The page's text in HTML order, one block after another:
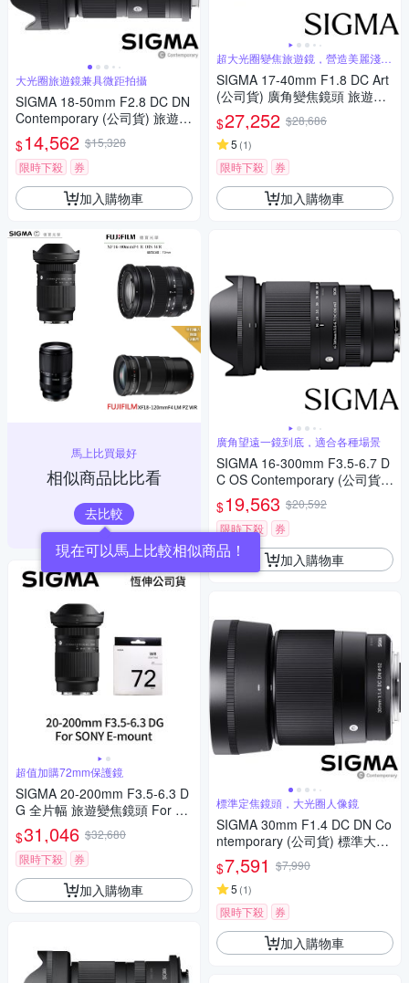
大光圈旅遊鏡兼具微距拍攝
SIGMA 18-50mm F2.8 DC DN
Contemporary (公司貨) 旅遊鏡
APS-C 無反微單眼專用鏡頭
$14,562 $15,328
限時下殺
券
加入購物車
馬上比買最好
相似商品比比看
去比較
現在可以馬上比較相似商品！
超值加購72mm保護鏡
SIGMA 20-200mm F3.5-6.3 D
G 全片幅 旅遊變焦鏡頭 For S
ONY E-mount + SIGMA WR U
V 72mm 最頂級保護鏡 (公司
貨)
$31,046 $32,680
限時下殺
券
加入購物車
超大光圈變焦旅遊鏡，營造美麗淺景
深
SIGMA 17-40mm F1.8 DC Art
(公司貨) 廣角變焦鏡頭 旅遊鏡
APS-C 無反微單眼鏡頭
$27,252 $28,686
5 (1)
限時下殺 券
加入購物車
廣角望遠一鏡到底，適合各種場景
SIGMA 16-300mm F3.5-6.7 D
C OS Contemporary (公司貨)
廣角變焦鏡頭 旅遊鏡 APS-C 無
反微單眼鏡頭
$19,563 $20,592
限時下殺
券
加入購物車
標準定焦鏡頭，大光圈人像鏡
SIGMA 30mm F1.4 DC DN Co
ntemporary (公司貨) 標準大光
圈定焦鏡頭 人像鏡 APS-C 無反
微單眼專用鏡頭
$7,591 $7,990
5 (1)
限時下殺 券
加入購物車